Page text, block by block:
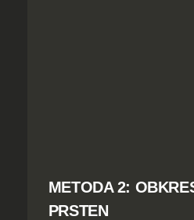
METODA 2:
PRSTEN